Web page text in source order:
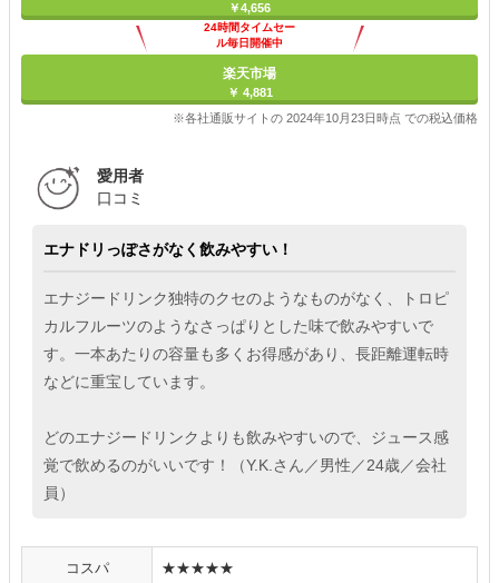
￥4,656
24時間タイムセー
ル毎日開催中
楽天市場
￥ 4,881
※各社通販サイトの 2024年10月23日時点 での税込価格
愛用者
口コミ
エナドリっぽさがなく飲みやすい！
エナジードリンク独特のクセのようなものがなく、トロピ
カルフルーツのようなさっぱりとした味で飲みやすいで
す。一本あたりの容量も多くお得感があり、長距離運転時
などに重宝しています。
どのエナジードリンクよりも飲みやすいので、ジュース感
覚で飲めるのがいいです！（Y.K.さん／男性／24歳／会社
員）
コスパ ★★★★★